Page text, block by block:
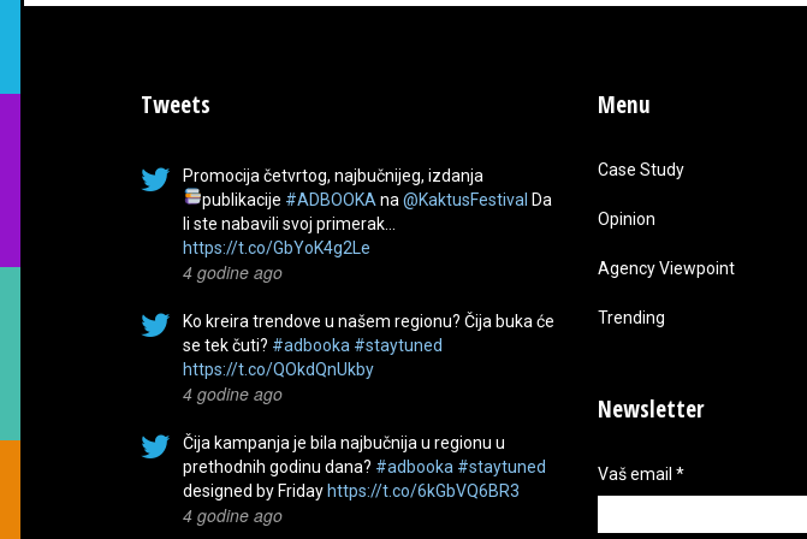
Tweets
Promocija četvrtog, najbučnijeg, izdanja
publikacije #ADBOOKA na @KaktusFestival Da
li ste nabavili svoj primerak…
https://t.co/GbYoK4g2Le
4 godine ago
Ko kreira trendove u našem regionu? Čija buka će
se tek čuti? #adbooka #staytuned
https://t.co/QOkdQnUkby
4 godine ago
Čija kampanja je bila najbučnija u regionu u
prethodnih godinu dana? #adbooka #staytuned
designed by Friday https://t.co/6kGbVQ6BR3
4 godine ago
Menu
Case Study
Opinion
Agency Viewpoint
Trending
Newsletter
Vaš email *